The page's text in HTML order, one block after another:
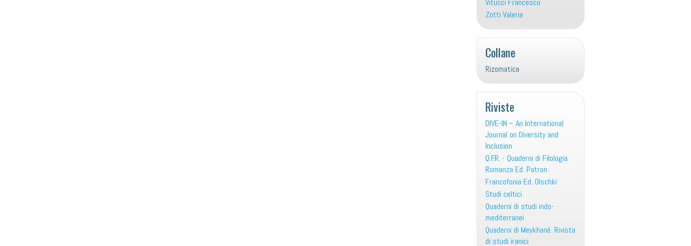
Vitucci Francesco
Zotti Valeria
Collane
Rizomatica
Riviste
DIVE-IN – An International
Journal on Diversity and
Inclusion
Q.F.R. - Quaderni di Filologia
Romanza Ed. Patron
Francofonia Ed. Olschki
Studi celtici
Quaderni di studi indo-
mediterranei
Quaderni di Meykhané. Rivista
di studi iranici